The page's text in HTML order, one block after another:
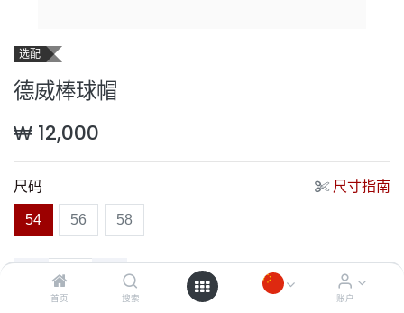
首页 搜索 账户
选配
德威棒球帽
₩ 12,000
尺码 尺寸指南
54 56 58